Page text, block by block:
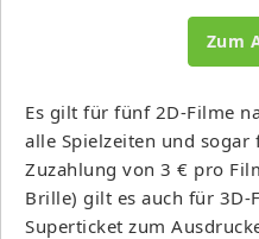
Zum
Es gilt für fünf 2D-Filme
alle Spielzeiten und
Zuzahlung von 3 € pro
Brille) gilt es auch für 3D-
Superticket zum